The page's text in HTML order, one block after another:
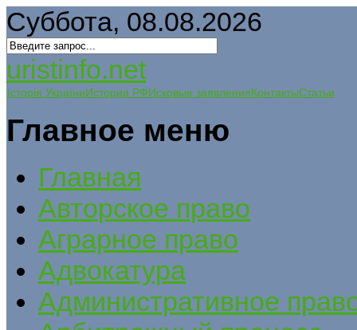
Суббота, 08.08.2026
uristinfo.net
Історія УкраїниИстория РФИсковые заявленияКонтактыСтатьи
Главное меню
Главная
Авторское право
Аграрное право
Адвокатура
Административное